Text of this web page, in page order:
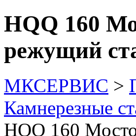
HQQ 160
режущий
МКСЕРВИС >
Камнерезные
HQQ 160